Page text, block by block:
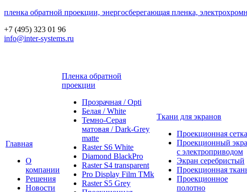
пленка обратной проекции, энергосберегающая пленка,
+7 (495) 323 01 96
info@inter-systems.ru
Главная
О
компании
Решения
Новости
Пленка обратной
проекции
Прозрачная / Opti
Белая / White
Темно-Серая
матовая / Dark-Grey
matte
Raster S6 White
Diamond BlackPro
Raster S4 transparent
Pro Display Film ТМk
Raster S5 Grey
Ткани для экранов
Проекционная сетка
Проекционный
с электроприводом
Экран серебристый
Проекционная
Проекционное
полотно